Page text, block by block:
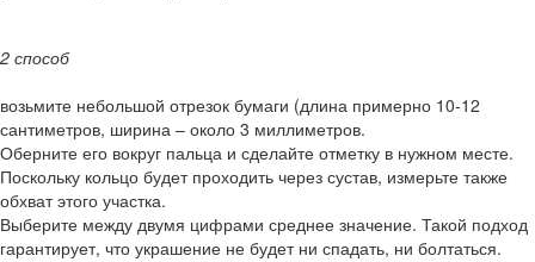
2 способ
возьмите небольшой отрезок бумаги (длина примерно 10-12
сантиметров, ширина – около 3 миллиметров.
Оберните его вокруг пальца и сделайте отметку в нужном месте.
Поскольку кольцо будет проходить через сустав, измерьте также
обхват этого участка.
Выберите между двумя цифрами среднее значение. Такой подход
гарантирует, что украшение не будет ни спадать, ни болтаться.